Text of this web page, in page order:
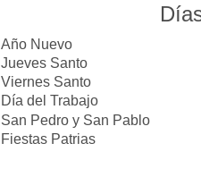
Año Nuevo
Jueves Santo
Viernes Santo
Día del Trabajo
San Pedro y San Pablo
Fiestas Patrias